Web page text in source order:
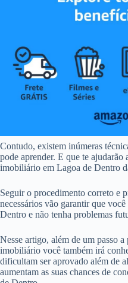
Contudo, existem inúmeras
pode aprender. E que te
imobiliário em Lagoa de Dentro
Seguir o procedimento correto e
necessários vão garantir que
Dentro e não tenha problemas
Nesse artigo, além de um passo
imobiliário você também irá
dificultam ser aprovado além de
aumentam as suas chances de